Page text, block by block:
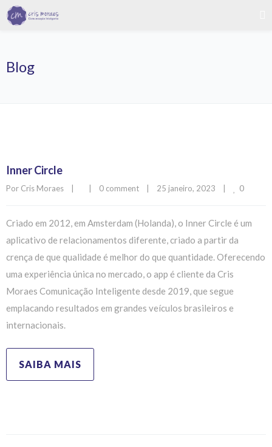
Blog
Inner Circle
Por Cris Moraes 0 comment 25 janeiro, 2023 0
Criado em 2012, em Amsterdam (Holanda), o Inner Circle é um
aplicativo de relacionamentos diferente, criado a partir da
crença de que qualidade é melhor do que quantidade. Oferecendo
uma experiência única no mercado, o app é cliente da Cris
Moraes Comunicação Inteligente desde 2019, que segue
emplacando resultados em grandes veículos brasileiros e
internacionais.
SAIBA MAIS